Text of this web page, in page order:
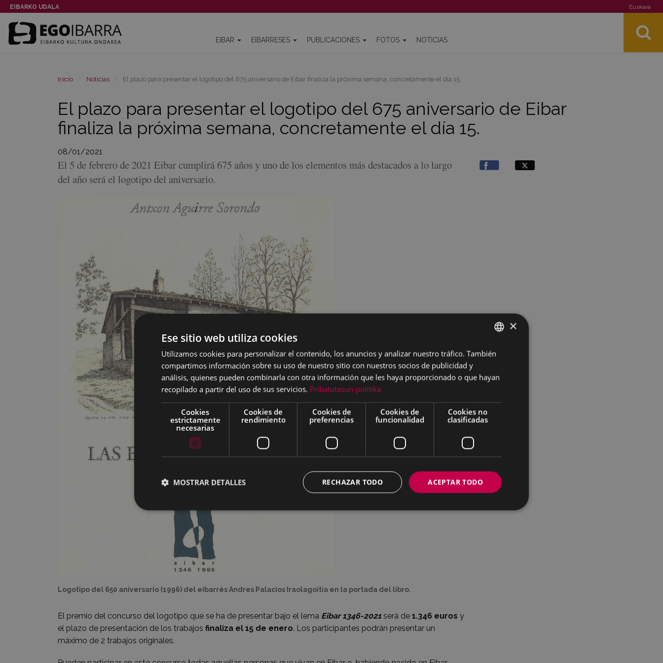
EIBARKO UDALA Euskara
EIBAR EIBARRESES PUBLICACIONES FOTOS NOTICIAS
Inicio Noticias El plazo para presentar el logotipo del 675 aniversario de Eibar finaliza la próxima semana, concretamente el día 15.
El plazo para presentar el logotipo del 675 aniversario de Eibar
finaliza la próxima semana, concretamente el día 15.
08/01/2021
El 5 de febrero de 2021 Eibar cumplirá 675 años y uno de los elementos más destacados a lo largo
del año será el logotipo del aniversario.
Logotipo del 650 aniversario (1996) del eibarrés Andres Palacios Iraolagoitia en la portada del libro.
El premio del concurso del logotipo que se ha de presentar bajo el lema Eibar 1346-2021 será de 1.346 euros y
el plazo de presentación de los trabajos finaliza el 15 de enero. Los participantes podrán presentar un
máximo de 2 trabajos originales.
BASQUE
×
Ese sitio web utiliza cookies
Utilizamos cookies para personalizar el contenido, los anuncios y analizar nuestro tráfico. También
compartimos información sobre su uso de nuestro sitio con nuestros socios de publicidad y
análisis, quienes pueden combinarla con otra información que les haya proporcionado o que hayan
recopilado a partir del uso de sus servicios. Pribatutasun-politika
Cookies
estrictamente
necesarias
Cookies de
rendimiento
Cookies de
preferencias
Cookies de
funcionalidad
Cookies no
clasificadas
ACEPTAR TODO
RECHAZAR TODO
MOSTRAR DETALLES